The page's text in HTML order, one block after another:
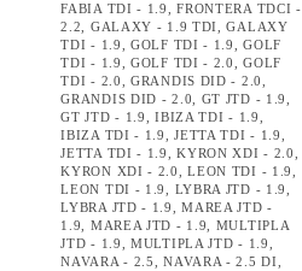
FABIA TDI - 1.9
,FRONTERA TDCI -
2.2
GALAXY - 1.9 TDI ,GALAXY
TDI - 1.9
,GOLF TDI - 1.9 ,GOLF
TDI - 1.9
,GOLF TDI - 2.0 ,GOLF
TDI - 2.0
,GRANDIS DID - 2.0
GRANDIS DID - 2.0
GT JTD - 1.9
GT JTD - 1.9
,IBIZA TDI - 1.9
IBIZA TDI - 1.9
,JETTA TDI - 1.9
JETTA TDI - 1.9
,KYRON XDI - 2.0
KYRON XDI - 2.0
,LEON TDI - 1.9
LEON TDI - 1.9
LYBRA JTD - 1.9
LYBRA JTD - 1.9
,MAREA JTD -
1.9
MAREA JTD - 1.9
MULTIPLA
JTD - 1.9
,MULTIPLA JTD - 1.9
NAVARA - 2.5
,NAVARA - 2.5 DI